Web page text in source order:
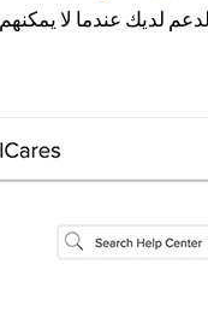
لديك عندما لا يمكنهم